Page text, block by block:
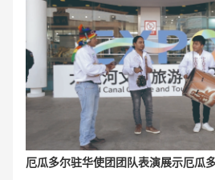
厄瓜多尔驻华使团团队表演展示厄瓜